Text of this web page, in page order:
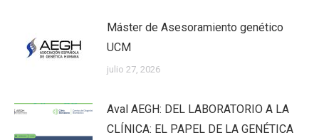
Máster de Asesoramiento genético
UCM
julio 27, 2026
Aval AEGH: DEL LABORATORIO A LA
CLÍNICA: EL PAPEL DE LA GENÉTICA